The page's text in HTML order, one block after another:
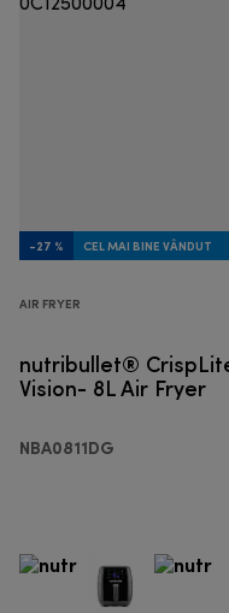
-27 % CEL MAI BINE VÂNDUT
AIR FRYER
nutribullet®
Vision- 8L Air Fryer
NBA0811DG